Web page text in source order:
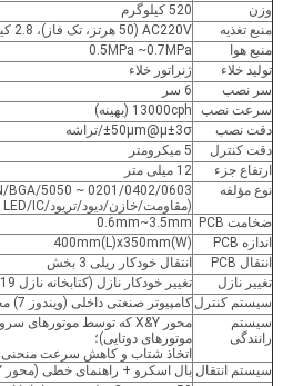
وزن
520 کیلوگرم
منبع تغذیه
AC220V (50 هرتز، تک فاز)، 2.8 کیلو وات
منبع هوا
0.5MPa ~0.7MPa
تولید خلاء
ژنراتور خلاء
سر نصب
6 سر
سرعت نصب
13000cph (بهینه)
دقت نصب
±50μm@μ±3σ/تراشه
دقت کنترل
5 میکرومتر
ارتفاع جزء
12 میلی متر
نوع مؤلفه
0201/0402/0603 ~ 5050/SOT/SOP/QFP/QFN/BGA و غیره
(مقاومت/خازن/دیود/تریود/LED/IC و غیره)
ضخامت PCB
0.6mm~3.5mm
اندازه PCB
400mm(L)x350mm(W)
انتقال PCB
انتقال خودکار ریلی 3 بخش
تغییر نازل
تغییر خودکار نازل (کتابخانه نازل 19 سوراخ)
سیستم کنترل کامپیوتر صنعتی داخلی (ویندوز 7) مجهز به مانیتور، کیبورد و ماوس
سیستم
رانندگی
موتورهای دوتایی)؛
اتخاذ شتاب و کاهش سرعت منحنی S انعطاف پذیر
سیستم انتقال بال اسکرو + راهنمای خطی (محور Y با دو پیچ)